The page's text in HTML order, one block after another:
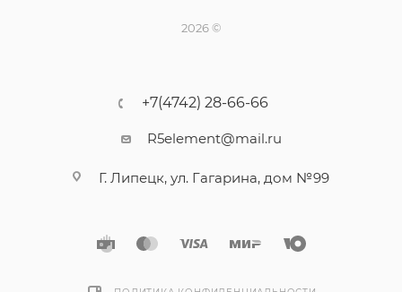
2026 ©
+7(4742) 28-66-66
R5element@mail.ru
Г. Липецк, ул. Гагарина, дом №99